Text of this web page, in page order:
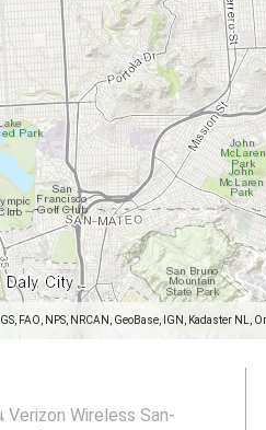
FAO, NPS, NRCAN, GeoBase, IGN, Kadaster
Wireless San-